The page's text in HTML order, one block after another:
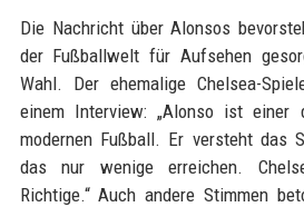
Die Nachricht über Alonsos
der Fußballwelt für Aufsehen
Wahl. Der ehemalige Chelsea-
einem Interview: „Alonso ist einer
modernen Fußball. Er versteht das
das nur wenige erreichen.
Richtige.“ Auch andere Stimmen